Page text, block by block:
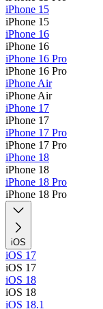
iPhone 15
iPhone 15
iPhone 16
iPhone 16
iPhone 16 Pro
iPhone 16 Pro
iPhone Air
iPhone Air
iPhone 17
iPhone 17
iPhone 17 Pro
iPhone 17 Pro
iPhone 18
iPhone 18
iPhone 18 Pro
iPhone 18 Pro
iOS
iOS 17
iOS 17
iOS 18
iOS 18
iOS 18.1